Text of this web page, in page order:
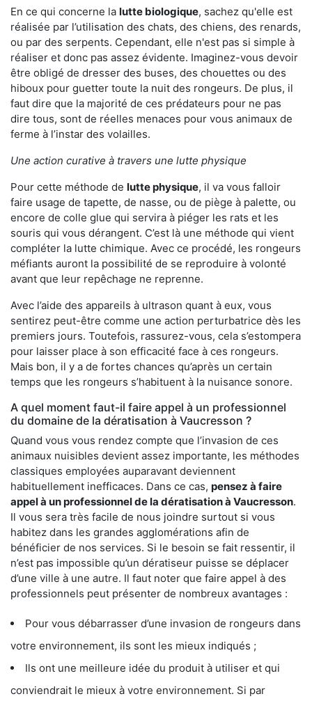
En ce qui concerne la lutte biologique, sachez qu'elle est
réalisée par l’utilisation des chats, des chiens, des renards,
ou par des serpents. Cependant, elle n'est pas si simple à
réaliser et donc pas assez évidente. Imaginez-vous devoir
être obligé de dresser des buses, des chouettes ou des
hiboux pour guetter toute la nuit des rongeurs. De plus, il
faut dire que la majorité de ces prédateurs pour ne pas
dire tous, sont de réelles menaces pour vous animaux de
ferme à l’instar des volailles.
Une action curative à travers une lutte physique
Pour cette méthode de lutte physique, il va vous falloir
faire usage de tapette, de nasse, ou de piège à palette, ou
encore de colle glue qui servira à piéger les rats et les
souris qui vous dérangent. C’est là une méthode qui vient
compléter la lutte chimique. Avec ce procédé, les rongeurs
méfiants auront la possibilité de se reproduire à volonté
avant que leur repêchage ne reprenne.
Avec l’aide des appareils à ultrason quant à eux, vous
sentirez peut-être comme une action perturbatrice dès les
premiers jours. Toutefois, rassurez-vous, cela s’estompera
pour laisser place à son efficacité face à ces rongeurs.
Mais bon, il y a de fortes chances qu’après un certain
temps que les rongeurs s’habituent à la nuisance sonore.
A quel moment faut-il faire appel à un professionnel
du domaine de la dératisation à Vaucresson ?
Quand vous vous rendez compte que l’invasion de ces
animaux nuisibles devient assez importante, les méthodes
classiques employées auparavant deviennent
habituellement inefficaces. Dans ce cas, pensez à faire
appel à un professionnel de la dératisation à Vaucresson.
Il vous sera très facile de nous joindre surtout si vous
habitez dans les grandes agglomérations afin de
bénéficier de nos services. Si le besoin se fait ressentir, il
n’est pas impossible qu’un dératiseur puisse se déplacer
d’une ville à une autre. Il faut noter que faire appel à des
professionnels peut présenter de nombreux avantages :
Pour vous débarrasser d’une invasion de rongeurs dans
votre environnement, ils sont les mieux indiqués ;
Ils ont une meilleure idée du produit à utiliser et qui
conviendrait le mieux à votre environnement. Si par